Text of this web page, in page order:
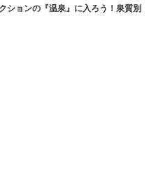
ションの『温泉』に入ろう！泉質別